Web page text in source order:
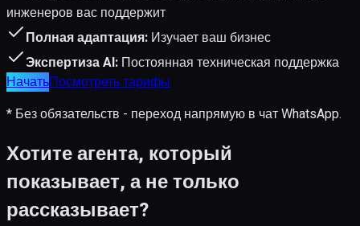
инженеров вас поддержит
Полная адаптация: Изучает ваш бизнес
Экспертиза AI: Постоянная техническая поддержка
НачатьПосмотреть тарифы
* Без обязательств - переход напрямую в чат WhatsApp.
Хотите агента, который
показывает, а не только
рассказывает?